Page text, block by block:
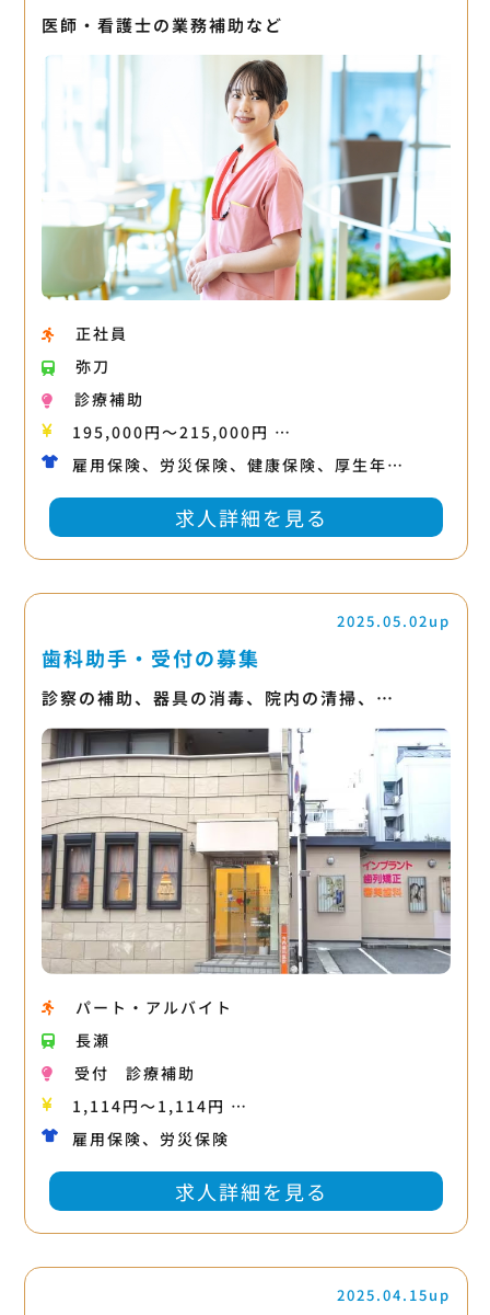
医師・看護士の業務補助など
正社員
弥刀
診療補助
195,000円〜215,000円 …
雇用保険、労災保険、健康保険、厚生年…
求人詳細を見る
2025.05.02up
歯科助手・受付の募集
診察の補助、器具の消毒、院内の清掃、…
パート・アルバイト
長瀬
受付
診療補助
1,114円〜1,114円 …
雇用保険、労災保険
求人詳細を見る
2025.04.15up